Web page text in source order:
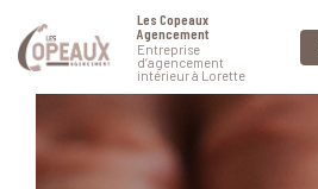
contenu
Les Copeaux
Agencement
Entreprise
d’agencement
intérieur à Lorette